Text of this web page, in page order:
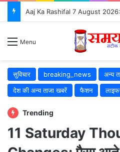
Menu
सुविचार breaking_news अन्य
देश की अन्य ताजा खबरें
फैशन
Trending
11 Saturday